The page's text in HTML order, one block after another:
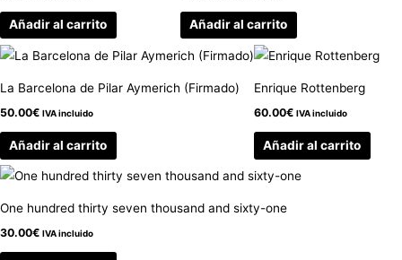
Añadir al carrito Añadir al carrito
La Barcelona de Pilar Aymerich (Firmado)
50.00€ IVA incluido
Añadir al carrito
Enrique Rottenberg
60.00€ IVA incluido
Añadir al carrito
One hundred thirty seven thousand and sixty-one
30.00€ IVA incluido